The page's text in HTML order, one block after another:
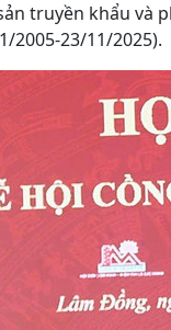
truyền khẩu và
2005-23/11/2025).